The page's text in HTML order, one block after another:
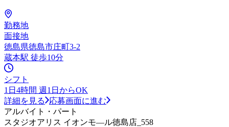
勤務地
面接地
徳島県徳島市庄町3-2
蔵本駅 徒歩10分
シフト
1日4時間 週1日からOK
詳細を見る
応募画面に進む
アルバイト・パート
スタジオアリス イオンモ—ル徳島店_558